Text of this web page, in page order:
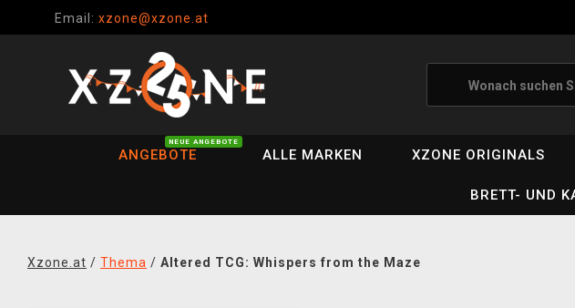
Email: xzone@xzone.at
ANGEBOTE
NEUE ANGEBOTE
ALLE MARKEN XZONE ORIGINALS
BRETT- UND
Xzone.at / Thema / Altered TCG: Whispers from the Maze